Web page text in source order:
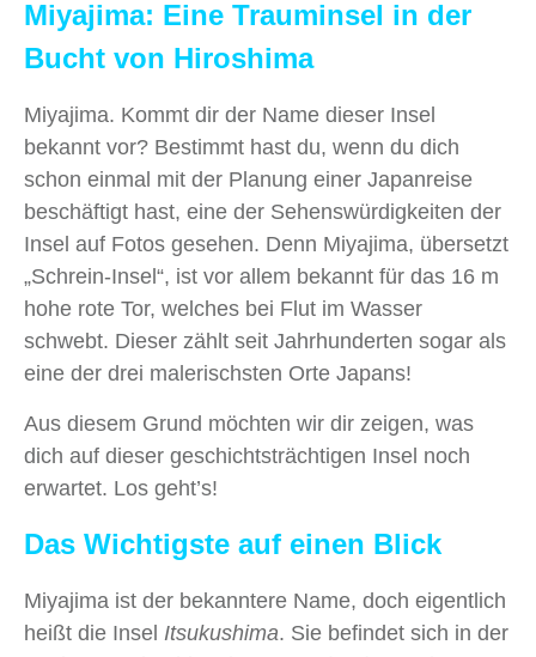
Miyajima: Eine Trauminsel in der
Bucht von Hiroshima
Miyajima. Kommt dir der Name dieser Insel
bekannt vor? Bestimmt hast du, wenn du dich
schon einmal mit der Planung einer Japanreise
beschäftigt hast, eine der Sehenswürdigkeiten der
Insel auf Fotos gesehen. Denn Miyajima, übersetzt
„Schrein-Insel“, ist vor allem bekannt für das 16 m
hohe rote Tor, welches bei Flut im Wasser
schwebt. Dieser zählt seit Jahrhunderten sogar als
eine der drei malerischsten Orte Japans!
Aus diesem Grund möchten wir dir zeigen, was
dich auf dieser geschichtsträchtigen Insel noch
erwartet. Los geht’s!
Das Wichtigste auf einen Blick
Miyajima ist der bekanntere Name, doch eigentlich
heißt die Insel Itsukushima. Sie befindet sich in der